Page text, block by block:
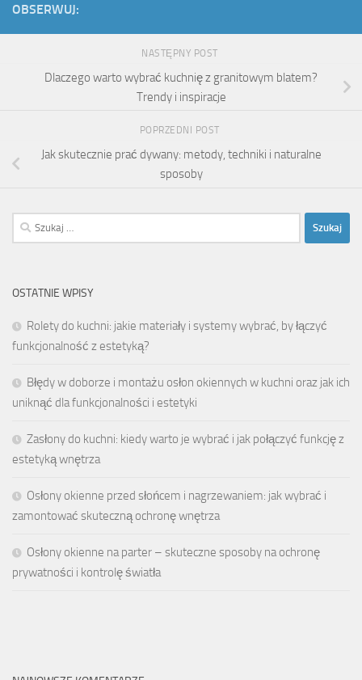
OBSERWUJ:
NASTĘPNY POST
Dlaczego warto wybrać kuchnię z granitowym blatem?
Trendy i inspiracje
POPRZEDNI POST
Jak skutecznie prać dywany: metody, techniki i naturalne
sposoby
Szukaj:
OSTATNIE WPISY
Rolety do kuchni: jakie materiały i systemy wybrać, by łączyć
funkcjonalność z estetyką?
Błędy w doborze i montażu osłon okiennych w kuchni oraz jak ich
uniknąć dla funkcjonalności i estetyki
Zasłony do kuchni: kiedy warto je wybrać i jak połączyć funkcję z
estetyką wnętrza
Osłony okienne przed słońcem i nagrzewaniem: jak wybrać i
zamontować skuteczną ochronę wnętrza
Osłony okienne na parter – skuteczne sposoby na ochronę
prywatności i kontrolę światła